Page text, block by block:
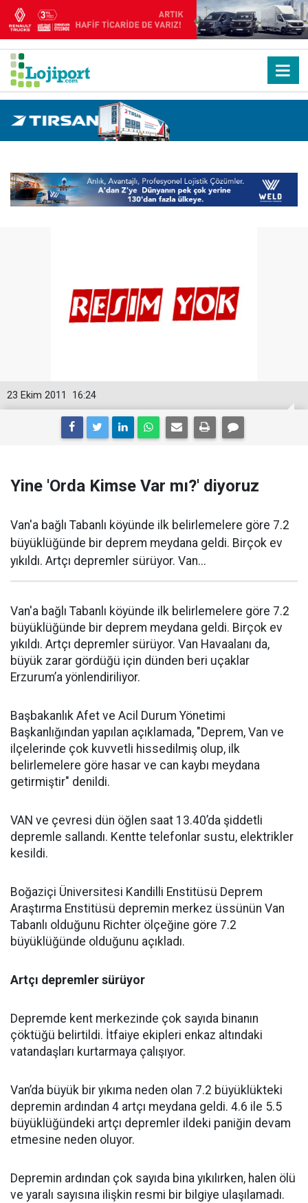
16:24
23 Ekim 2011
Yine 'Orda Kimse Var mı?' diyoruz
Van'a bağlı Tabanlı köyünde ilk belirlemelere göre 7.2
büyüklüğünde bir deprem meydana geldi. Birçok ev
yıkıldı. Artçı depremler sürüyor. Van...
Van'a bağlı Tabanlı köyünde ilk belirlemelere göre 7.2
büyüklüğünde bir deprem meydana geldi. Birçok ev
yıkıldı. Artçı depremler sürüyor. Van Havaalanı da,
büyük zarar gördüğü için dünden beri uçaklar
Erzurum’a yönlendiriliyor.
Başbakanlık Afet ve Acil Durum Yönetimi
Başkanlığından yapılan açıklamada, "Deprem, Van ve
ilçelerinde çok kuvvetli hissedilmiş olup, ilk
belirlemelere göre hasar ve can kaybı meydana
getirmiştir" denildi.
VAN ve çevresi dün öğlen saat 13.40’da şiddetli
depremle sallandı. Kentte telefonlar sustu, elektrikler
kesildi.
Boğaziçi Üniversitesi Kandilli Enstitüsü Deprem
Araştırma Enstitüsü depremin merkez üssünün Van
Tabanlı olduğunu Richter ölçeğine göre 7.2
büyüklüğünde olduğunu açıkladı.
Artçı depremler sürüyor
Depremde kent merkezinde çok sayıda binanın
çöktüğü belirtildi. İtfaiye ekipleri enkaz altındaki
vatandaşları kurtarmaya çalışıyor.
Van’da büyük bir yıkıma neden olan 7.2 büyüklükteki
depremin ardından 4 artçı meydana geldi. 4.6 ile 5.5
büyüklüğündeki artçı depremler ildeki paniğin devam
etmesine neden oluyor.
Depremin ardından çok sayıda bina yıkılırken, halen ölü
ve yaralı sayısına ilişkin resmi bir bilgiye ulaşılamadı.